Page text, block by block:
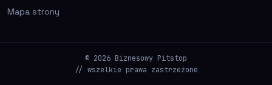
Mapa strony
© 2026 Biznesowy Pitstop
// wszelkie prawa zastrzeżone